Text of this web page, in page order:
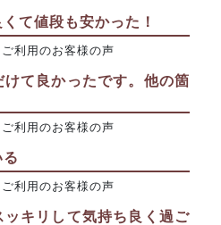
て値段も安かった！
利用のお客様の声
て良かったです。他の箇
利用のお客様の声
利用のお客様の声
キリして気持ち良く過ご